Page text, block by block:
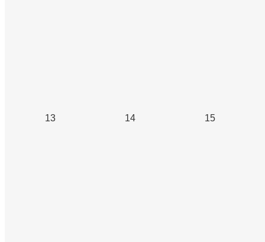
13 14 15